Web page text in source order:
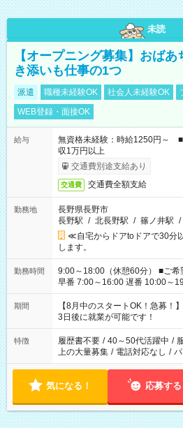
未読
【オープニング募集】おば
き添いも仕事の1つ
派遣 職種未経験OK 社会人未経験OK
WEB登録・面接OK
給与
無資格未経験：時給1250円～
収1万円以上
交通費別途支給あり
交通費 交通費全額支給
勤務地
長野県長野市
長野駅 / 北長野駅 / 篠ノ井駅 /
≪自宅からドアtoドアで30分
します。
勤務時間
9:00～18:00（休憩60分） ■ご希望があれば下記シフトもOK！
早番 7:00～16:00 遅番 10:00～
と休みを合わせたい」 「余裕を
「できれば残業はしたくない」
ね。 ※Wワーク希望の方へ 今ご覧のお仕事で希望する勤務時間
と、もう1つのお仕事の勤務時
合は応募できません。
期間
【8月中のスタートOK！急募
3日後に就業が可能です！
特徴 履歴書不要 / 40～50代活躍中 /
上の大量募集 / 電話対応なし /
気になる！ 応募する